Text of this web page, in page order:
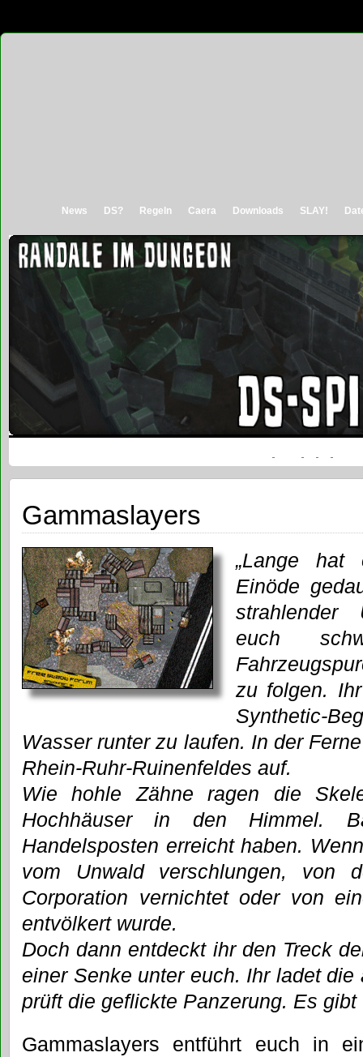
News DS? Regeln Caera Downloads SLAY!
Gammaslayers
„Lange hat
Einöde
strahlender
euch
zu folgen.
Synthetic-
Wasser runter zu laufen. In der
Rhein-Ruhr-Ruinenfeldes auf.
Wie hohle Zähne ragen die
Hochhäuser in den Himmel.
Handelsposten erreicht haben.
vom Unwald verschlungen, von
Corporation vernichtet oder von
entvölkert wurde.
Doch dann entdeckt ihr den Treck
einer Senke unter euch. Ihr ladet
prüft die geflickte Panzerung. Es gibt
Gammaslayers entführt euch in